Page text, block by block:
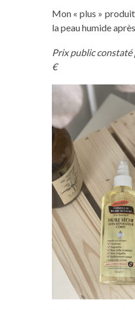
Mon « plus » produit
la peau humide
Prix public
€